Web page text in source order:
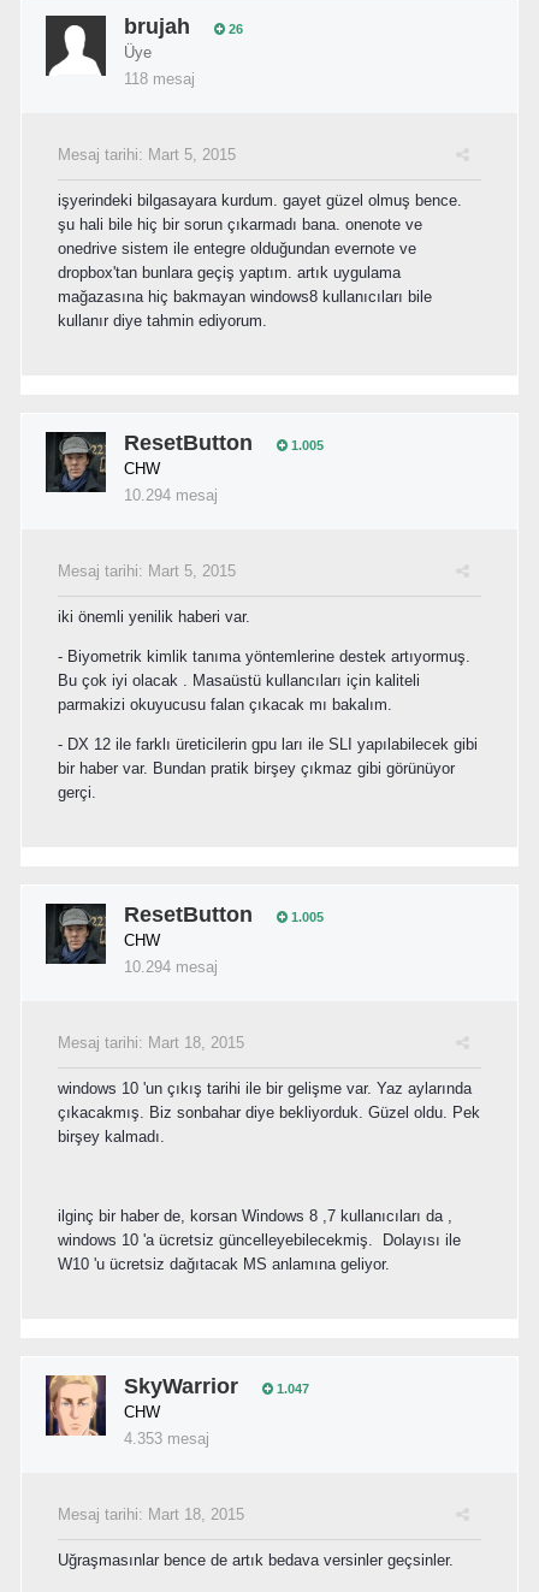
brujah 26
Üye
118 mesaj
Mesaj tarihi: Mart 5, 2015
işyerindeki bilgasayara kurdum. gayet güzel olmuş bence.
şu hali bile hiç bir sorun çıkarmadı bana. onenote ve
onedrive sistem ile entegre olduğundan evernote ve
dropbox'tan bunlara geçiş yaptım. artık uygulama
mağazasına hiç bakmayan windows8 kullanıcıları bile
kullanır diye tahmin ediyorum.
ResetButton 1.005
CHW
10.294 mesaj
Mesaj tarihi: Mart 5, 2015
iki önemli yenilik haberi var.
- Biyometrik kimlik tanıma yöntemlerine destek artıyormuş.
Bu çok iyi olacak . Masaüstü kullancıları için kaliteli
parmakizi okuyucusu falan çıkacak mı bakalım.
- DX 12 ile farklı üreticilerin gpu ları ile SLI yapılabilecek gibi
bir haber var. Bundan pratik birşey çıkmaz gibi görünüyor
gerçi.
ResetButton 1.005
CHW
10.294 mesaj
Mesaj tarihi: Mart 18, 2015
windows 10 'un çıkış tarihi ile bir gelişme var. Yaz aylarında
çıkacakmış. Biz sonbahar diye bekliyorduk. Güzel oldu. Pek
birşey kalmadı.
ilginç bir haber de, korsan Windows 8 ,7 kullanıcıları da ,
windows 10 'a ücretsiz güncelleyebilecekmiş. Dolayısı ile
W10 'u ücretsiz dağıtacak MS anlamına geliyor.
SkyWarrior 1.047
CHW
4.353 mesaj
Mesaj tarihi: Mart 18, 2015
Uğraşmasınlar bence de artık bedava versinler geçsinler.